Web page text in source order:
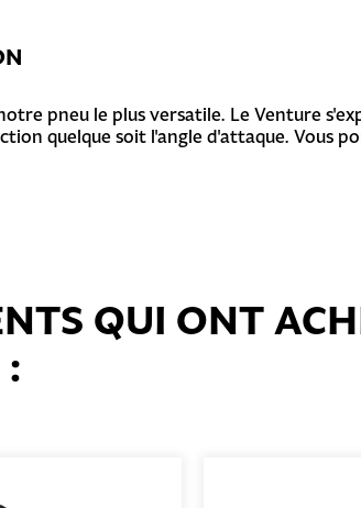
pneu le plus versatile. Le Venture
quelque soit l'angle d'attaque. Vous
QUI ONT